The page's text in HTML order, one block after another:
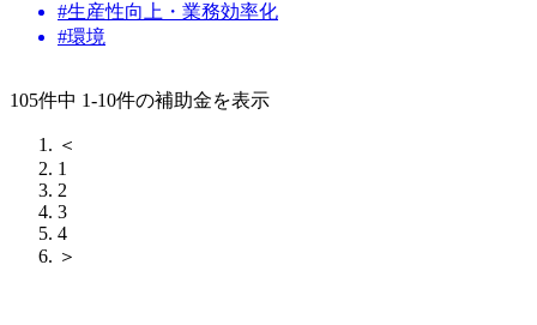
#生産性向上・業務効率化
#環境
105件中 1-10件の補助金を表示
＜
1
2
3
4
＞